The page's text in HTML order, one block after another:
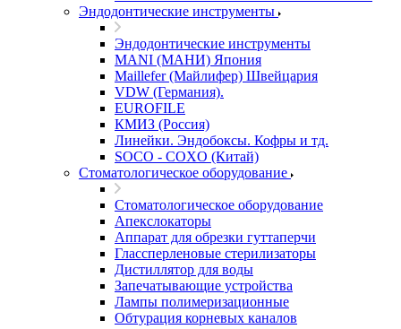
Эндодонтические инструменты
Эндодонтические инструменты
MANI (МАНИ) Япония
Maillefer (Майлифер) Швейцария
VDW (Германия).
EUROFILE
КМИЗ (Россия)
Линейки. Эндобоксы. Кофры и тд.
SOCO - COXO (Китай)
Стоматологическое оборудование
Стоматологическое оборудование
Апекслокаторы
Аппарат для обрезки гуттаперчи
Глассперленовые стерилизаторы
Дистиллятор для воды
Запечатывающие устройства
Лампы полимеризационные
Обтурация корневых каналов